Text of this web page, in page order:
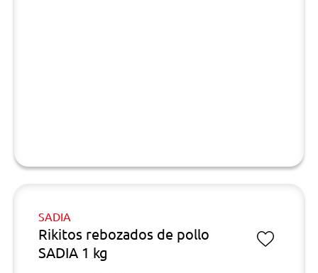
SADIA
Rikitos rebozados de pollo
SADIA 1 kg